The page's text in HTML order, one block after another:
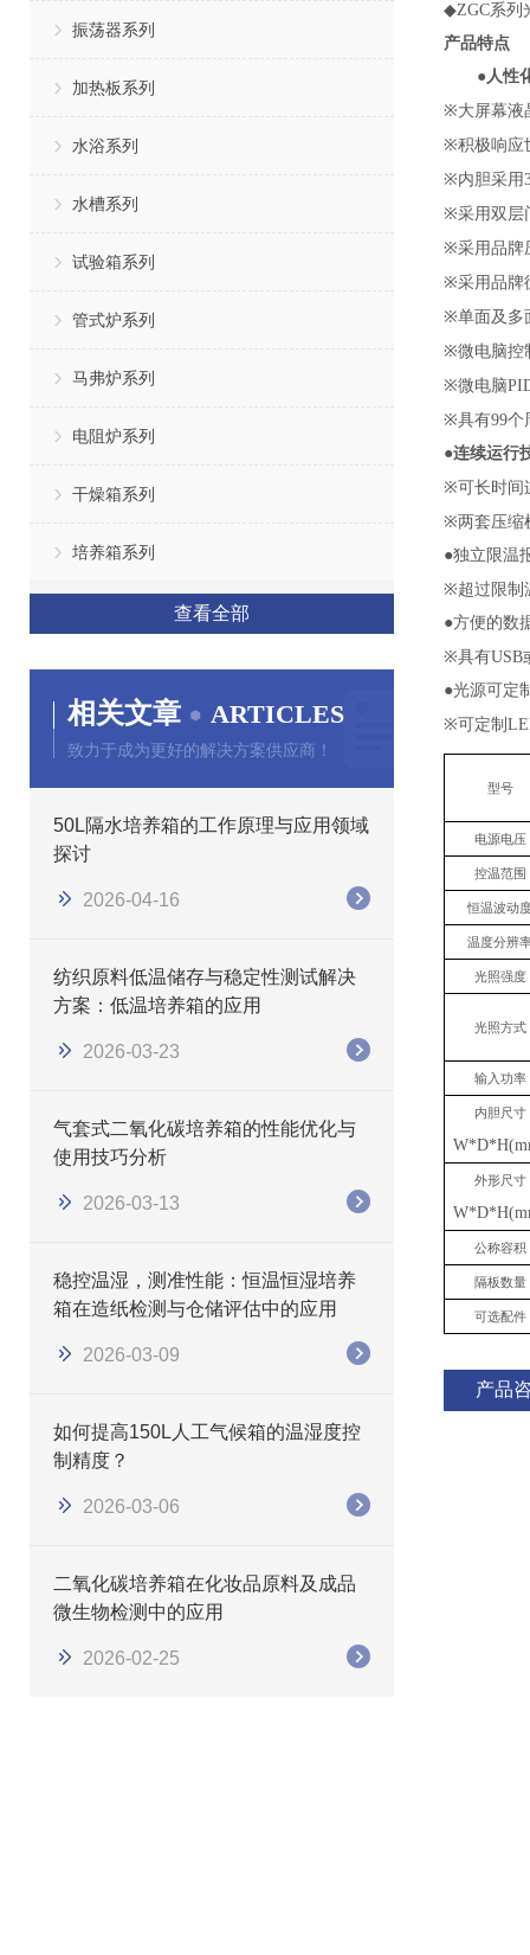
振荡器系列
加热板系列
水浴系列
水槽系列
试验箱系列
管式炉系列
马弗炉系列
电阻炉系列
干燥箱系列
培养箱系列
查看全部
相关文章 ARTICLES
致力于成为更好的解决方案供应商！
50L隔水培养箱的工作原理与应用领域
探讨
2026-04-16
纺织原料低温储存与稳定性测试解决
方案：低温培养箱的应用
2026-03-23
气套式二氧化碳培养箱的性能优化与
使用技巧分析
2026-03-13
稳控温湿，测准性能：恒温恒湿培养
箱在造纸检测与仓储评估中的应用
2026-03-09
如何提高150L人工气候箱的温湿度控
制精度？
2026-03-06
二氧化碳培养箱在化妆品原料及成品
微生物检测中的应用
2026-02-25
◆ZGC系列
产品特点
●人性
※大屏幕液
※积极响应
※内胆采用
※采用双层
※采用品牌
※采用品牌
※单面及多
※微电脑控
※微电脑
※具有99个
●连续运行
※可长时间
※两套压缩
●独立限温
※超过限制
●方便的数
※具有USB
●光源可定
※可定制 LE
型号
电源电压
控温范围
恒温波动
温度分辨
光照强度
光照方式
输入功率
内胆尺寸
外形尺寸
公称容积
隔板数量
可选配件
产品